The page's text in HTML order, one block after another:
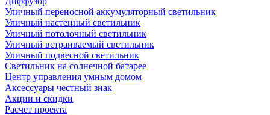
Уличный переносной аккумуляторный светильник
Уличный настенный светильник
Уличный потолочный светильник
Уличный встраиваемый светильник
Уличный подвесной светильник
Светильник на солнечной батарее
Центр управления умным домом
Аксессуары честный знак
Акции и скидки
Расчет проекта